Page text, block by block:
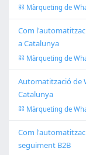
Màrqueting de
Com
a Catalunya
Màrqueting de
Automatització de
Catalunya
Màrqueting de
Com
seguiment B2B